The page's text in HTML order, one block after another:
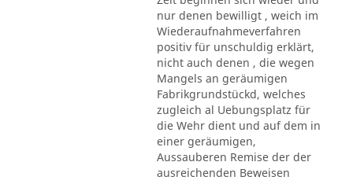
nur denen bewilligt , weich im
Wiederaufnahmeverfahren
positiv für unschuldig erklärt,
nicht auch denen , die wegen
Mangels an geräumigen
Fabrikgrundstückd, welches
zugleich al Uebungsplatz für
die Wehr dient und auf dem in
einer geräumigen,
Aussauberen Remise der der
ausreichenden Beweisen